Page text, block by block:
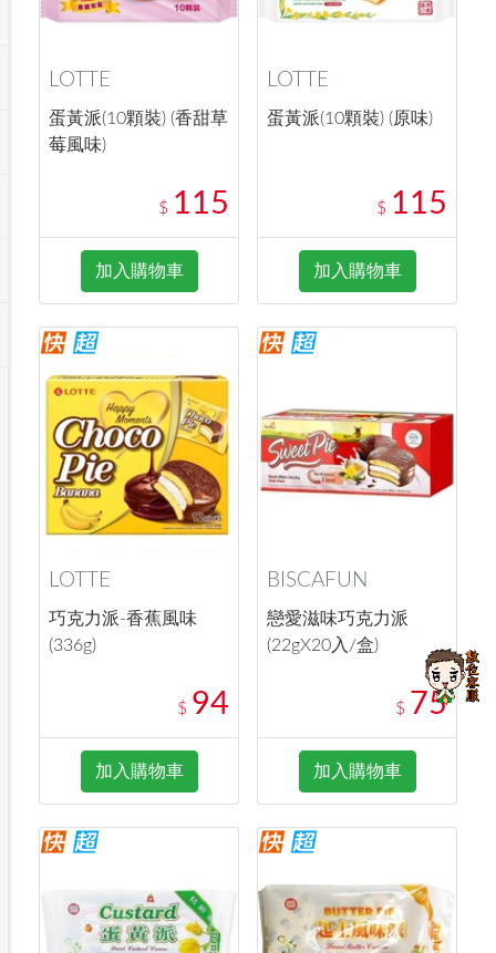
LOTTE
蛋黃派(10顆裝) (香甜草
莓風味)
$ 115
加入購物車
LOTTE
蛋黃派(10顆裝) (原味)
$ 115
加入購物車
LOTTE
巧克力派-香蕉風味
(336g)
$ 94
加入購物車
BISCAFUN
戀愛滋味巧克力派
(22gX20入/盒)
$ 75
加入購物車